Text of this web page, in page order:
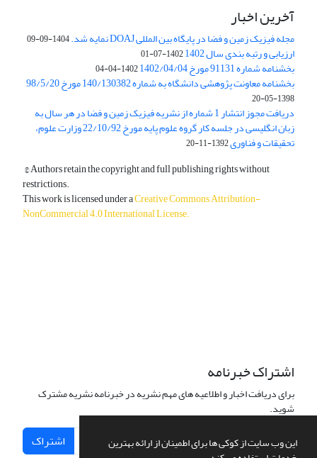
این وب سایت از کوکی ها برای اطمینان از ارائه بهترین
آخرین اخبار
مجله فیزیک زمین و فضا در پایگاه بین المللی DOAJ نمایه شد. 1404-09-09
ارزیابی و رتبه بندی سال 1402 1402-07-01
بخشنامه شماره 91131 مورخ 1402/04/04 1402-04-04
بخشنامه معاونت پژوهشی دانشگاه به شماره 140/130382 مورخ 98/5/20
1398-05-20
دریافت مجوز انتشار 1 شماره از نشریه فیزیک زمین و فضا در هر سال به
زبان انگلیسی در جلسه کار گروه علوم پایه مورخ 22/10/92 وزارت علوم،
تحقیقات و فناوری1392-11-20
© Authors retain the copyright and full publishing rights without
restrictions.
This work is licensed under aCreative Commons Attribution-
NonCommercial 4.0 International License.
اشتراک خبرنامه
برای دریافت اخبار و اطلاعیه های مهم نشریه در خبرنامه نشریه مشترک
شوید.
اشتراک